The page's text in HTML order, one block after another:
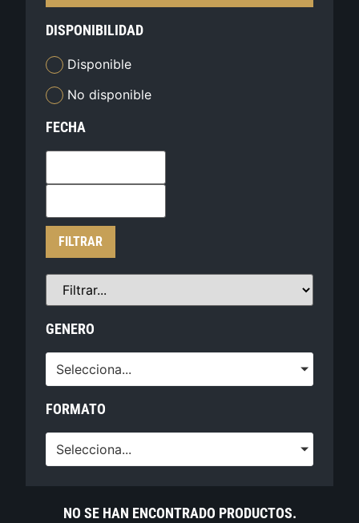
DISPONIBILIDAD
Disponible
No disponible
FECHA
FILTRAR
GENERO
Selecciona...
FORMATO
Selecciona...
NO SE HAN ENCONTRADO PRODUCTOS.